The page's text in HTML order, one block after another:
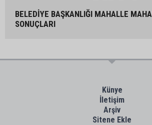
BELEDİYE BAŞKANLIĞI MAHALLE
SONUÇLARI
Künye
İletişim
Arşiv
Sitene Ekle